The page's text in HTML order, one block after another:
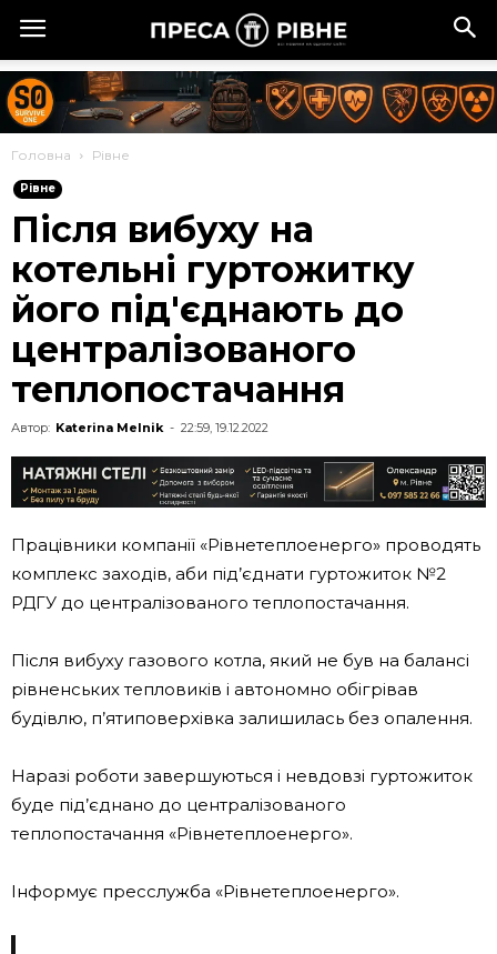
Головна Рівне
Рівне
Після вибуху на
котельні гуртожитку
його під'єднають до
централізованого
теплопостачання
Автор: Katerina Melnik - 22:59, 19.12.2022
Працівники компанії «Рівнетеплоенерго» проводять
комплекс заходів, аби під’єднати гуртожиток №2
РДГУ до централізованого теплопостачання.
Після вибуху газового котла, який не був на балансі
рівненських тепловиків і автономно обігрівав
будівлю, п’ятиповерхівка залишилась без опалення.
Наразі роботи завершуються і невдовзі гуртожиток
буде під’єднано до централізованого
теплопостачання «Рівнетеплоенерго».
Інформує пресслужба «Рівнетеплоенерго».